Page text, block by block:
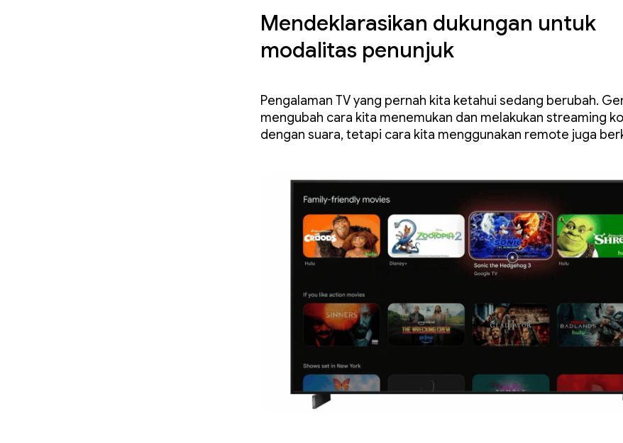
Mendeklarasikan dukungan untuk
modalitas penunjuk
Pengalaman TV yang pernah kita ketahui sedang berubah.
mengubah cara kita menemukan dan melakukan streaming
dengan suara, tetapi cara kita menggunakan remote juga